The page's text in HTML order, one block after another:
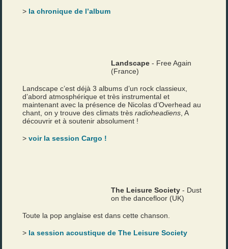
> la chronique de l’album
Landscape - Free Again
(France)
Landscape c’est déjà 3 albums d’un rock classieux,
d’abord atmosphérique et très instrumental et
maintenant avec la présence de Nicolas d’Overhead au
chant, on y trouve des climats trèsradioheadiens , A
découvrir et à soutenir absolument !
>voir la session Cargo !
The Leisure Society - Dust
on the dancefloor (UK)
Toute la pop anglaise est dans cette chanson.
> la session acoustique de The Leisure Society